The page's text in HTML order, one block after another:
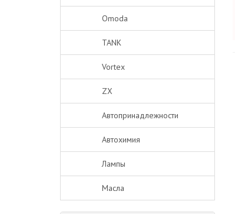
Omoda
TANK
Vortex
ZX
Автопринадлежности
Автохимия
Лампы
Масла